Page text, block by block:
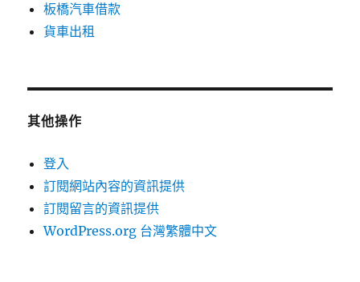
板橋汽車借款
貨車出租
其他操作
登入
訂閱網站內容的資訊提供
訂閱留言的資訊提供
WordPress.org 台灣繁體中文